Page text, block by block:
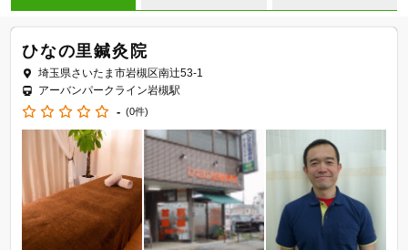
ひなの里鍼灸院
埼玉県さいたま市岩槻区南辻53-1
アーバンパークライン岩槻駅
- (0件)